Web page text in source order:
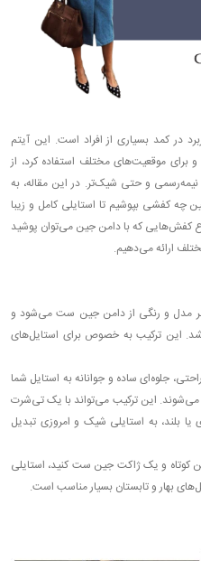
در کمد بسیاری از افراد است. این آیتم
موقعیت‌های مختلف استفاده کرد، از
نیمه‌رسمی و حتی شیک‌تر. در این مقاله، به
چه کفشی بپوشیم تا استایلی کامل و زیبا
کفش‌هایی که با دامن جین می‌توان پوشید
ارائه می‌دهیم.
مدل و رنگی از دامن جین ست می‌شود و
این ترکیب به خصوص برای استایل‌های
جلوه‌ای ساده و جوانانه به استایل شما
این ترکیب می‌تواند با یک تی‌شرت
یا بلند، به استایلی شیک و امروزی تبدیل
کوتاه و یک ژاکت جین ست کنید، استایلی
بهار و تابستان بسیار مناسب است.